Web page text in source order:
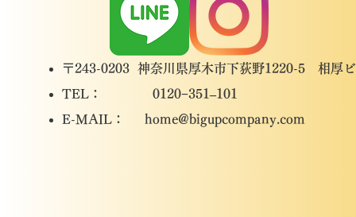
〒243-0203 神奈川県厚木市下荻野1220-5 相厚
TEL： 0120−351–101
​E-MAIL： home@bigupcompany.com